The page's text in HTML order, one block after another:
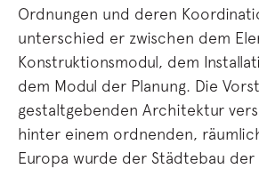
Ordnungen und deren
unterschied er zwischen dem
Konstruktionsmodul, dem
dem Modul der Planung. Die
gestaltgebenden Architektur
hinter einem ordnenden,
Europa wurde der Städtebau